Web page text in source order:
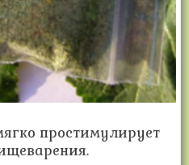
простимулирует